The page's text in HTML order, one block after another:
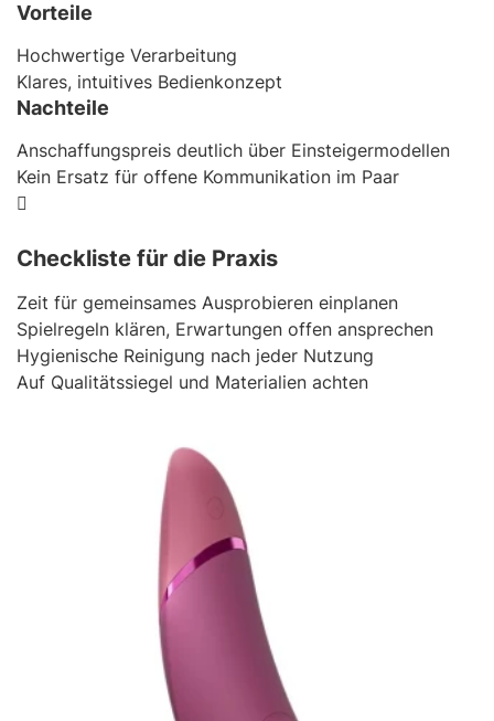
Vorteile
Hochwertige Verarbeitung
Klares, intuitives Bedienkonzept
Nachteile
Anschaffungspreis deutlich über Einsteigermodellen
Kein Ersatz für offene Kommunikation im Paar
Checkliste für die Praxis
Zeit für gemeinsames Ausprobieren einplanen
Spielregeln klären, Erwartungen offen ansprechen
Hygienische Reinigung nach jeder Nutzung
Auf Qualitätssiegel und Materialien achten